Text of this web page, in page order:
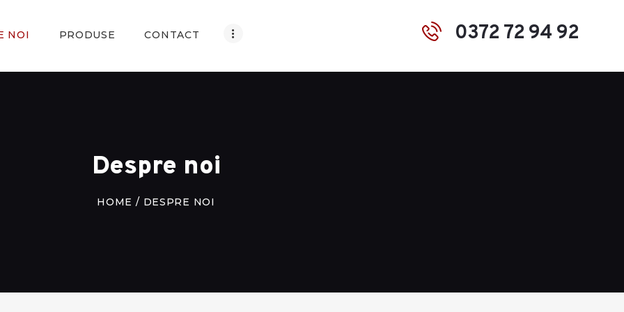
NOI PRODUSE CONTACT 0372 72 94 92
Despre noi
HOME DESPRE NOI
ROMÂNĂ